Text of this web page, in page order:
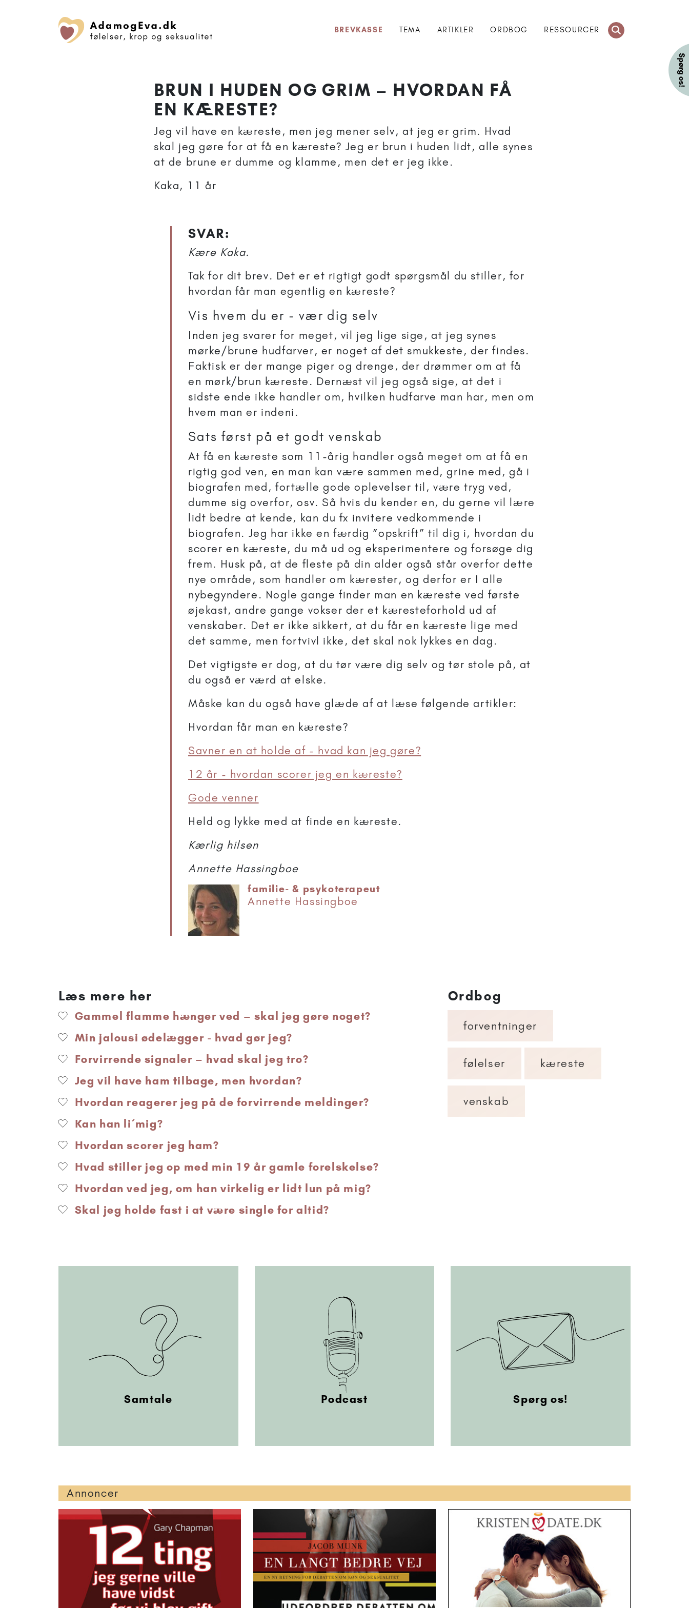
BREVKASSE TEMA ARTIKLER ORDBOG RESSOURCER
BRUN I HUDEN OG GRIM – HVORDAN FÅ
EN KÆRESTE?
Jeg vil have en kæreste, men jeg mener selv, at jeg er grim. Hvad
skal jeg gøre for at få en kæreste? Jeg er brun i huden lidt, alle synes
at de brune er dumme og klamme, men det er jeg ikke.
Kaka, 11 år
SVAR:
Kære Kaka.
Tak for dit brev. Det er et rigtigt godt spørgsmål du stiller, for
hvordan får man egentlig en kæreste?
Vis hvem du er - vær dig selv
Inden jeg svarer for meget, vil jeg lige sige, at jeg synes
mørke/brune hudfarver, er noget af det smukkeste, der findes.
Faktisk er der mange piger og drenge, der drømmer om at få
en mørk/brun kæreste. Dernæst vil jeg også sige, at det i
sidste ende ikke handler om, hvilken hudfarve man har, men om
hvem man er indeni.
Sats først på et godt venskab
At få en kæreste som 11-årig handler også meget om at få en
rigtig god ven, en man kan være sammen med, grine med, gå i
biografen med, fortælle gode oplevelser til, være tryg ved,
dumme sig overfor, osv. Så hvis du kender en, du gerne vil lære
lidt bedre at kende, kan du fx invitere vedkommende i
biografen. Jeg har ikke en færdig ”opskrift” til dig i, hvordan du
scorer en kæreste, du må ud og eksperimentere og forsøge dig
frem. Husk på, at de fleste på din alder også står overfor dette
nye område, som handler om kærester, og derfor er I alle
nybegyndere. Nogle gange finder man en kæreste ved første
øjekast, andre gange vokser der et kæresteforhold ud af
venskaber. Det er ikke sikkert, at du får en kæreste lige med
det samme, men fortvivl ikke, det skal nok lykkes en dag.
Det vigtigste er dog, at du tør være dig selv og tør stole på, at
du også er værd at elske.
Måske kan du også have glæde af at læse følgende artikler:
Hvordan får man en kæreste?
Savner en at holde af - hvad kan jeg gøre?
12 år - hvordan scorer jeg en kæreste?
Gode venner
Held og lykke med at finde en kæreste.
Kærlig hilsen
Annette Hassingboe
familie- & psykoterapeut
Annette Hassingboe
Læs mere her
Gammel flamme hænger ved – skal jeg gøre noget?
Min jalousi ødelægger - hvad gør jeg?
Forvirrende signaler – hvad skal jeg tro?
Jeg vil have ham tilbage, men hvordan?
Hvordan reagerer jeg på de forvirrende meldinger?
Kan han li´ mig?
Hvordan scorer jeg ham?
Hvad stiller jeg op med min 19 år gamle forelskelse?
Hvordan ved jeg, om han virkelig er lidt lun på mig?
Skal jeg holde fast i at være single for altid?
Ordbog
forventninger
følelser kæreste
venskab
Samtale Podcast Spørg os!
Annoncer